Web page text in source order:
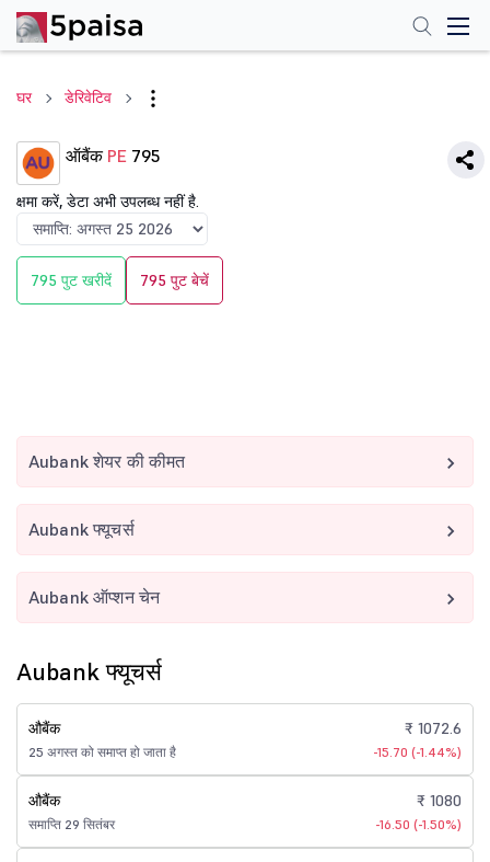
घर डेरिवेटिव
ऑबैंक PE 795
क्षमा करें, डेटा अभी उपलब्ध नहीं है.
795 पुट खरीदें 795 पुट बेचें
Aubank शेयर की कीमत
Aubank फ्यूचर्स
Aubank ऑप्शन चेन
Aubank फ्यूचर्स
औबैंक
25 अगस्त को समाप्त हो जाता है
₹ 1072.6
-15.70 (-1.44%)
औबैंक
समाप्ति 29 सितंबर
₹ 1080
-16.50 (-1.50%)